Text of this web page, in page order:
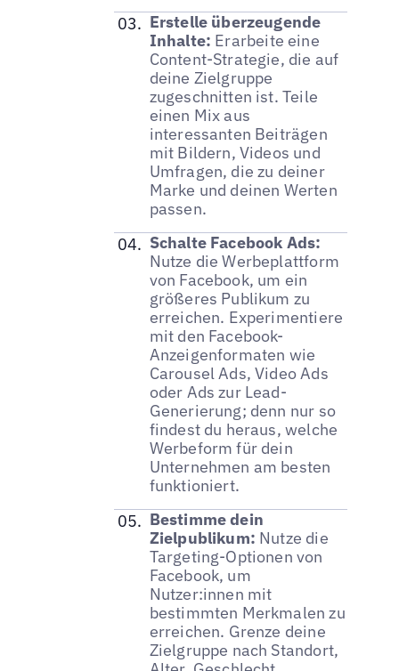
Erstelle überzeugende
Inhalte: Erarbeite eine
Content-Strategie, die auf
deine Zielgruppe
zugeschnitten ist. Teile
einen Mix aus
interessanten Beiträgen
mit Bildern, Videos und
Umfragen, die zu deiner
Marke und deinen Werten
passen.
Schalte Facebook Ads:
Nutze die Werbeplattform
von Facebook, um ein
größeres Publikum zu
erreichen. Experimentiere
mit den Facebook-
Anzeigenformaten wie
Carousel Ads, Video Ads
oder Ads zur Lead-
Generierung; denn nur so
findest du heraus, welche
Werbeform für dein
Unternehmen am besten
funktioniert.
Bestimme dein
Zielpublikum: Nutze die
Targeting-Optionen von
Facebook, um
Nutzer:innen mit
bestimmten Merkmalen zu
erreichen. Grenze deine
Zielgruppe nach Standort,